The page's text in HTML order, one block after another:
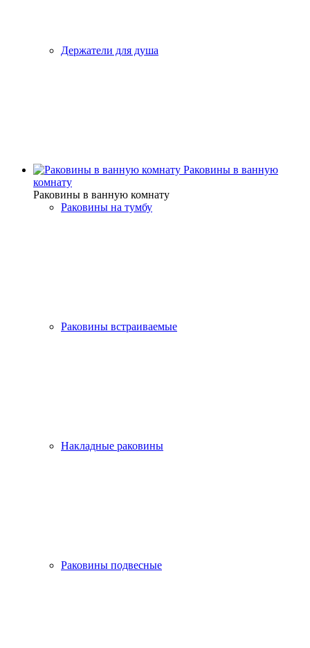
Держатели для душа
Раковины в ванную
комнату
Раковины в ванную комнату
Раковины на тумбу
Раковины встраиваемые
Накладные раковины
Раковины подвесные